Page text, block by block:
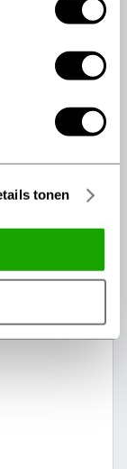
tonen